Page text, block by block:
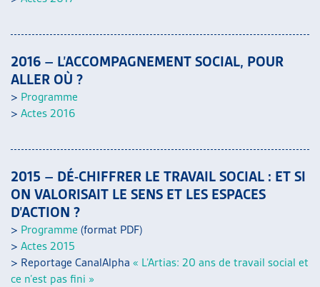
2016 – L’ACCOMPAGNEMENT SOCIAL, POUR
ALLER OÙ ?
> Programme
> Actes 2016
2015 – DÉ-CHIFFRER LE TRAVAIL SOCIAL : ET SI
ON VALORISAIT LE SENS ET LES ESPACES
D’ACTION ?
> Programme (format PDF)
> Actes 2015
> Reportage CanalAlpha « L’Artias: 20 ans de travail social et
ce n’est pas fini »